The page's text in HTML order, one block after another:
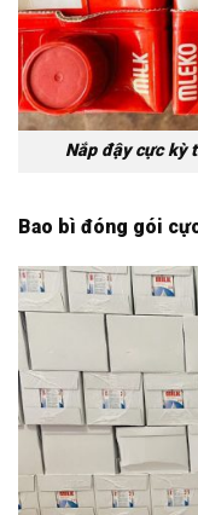
Nắp đậy cực kỳ
Bao bì đóng gói